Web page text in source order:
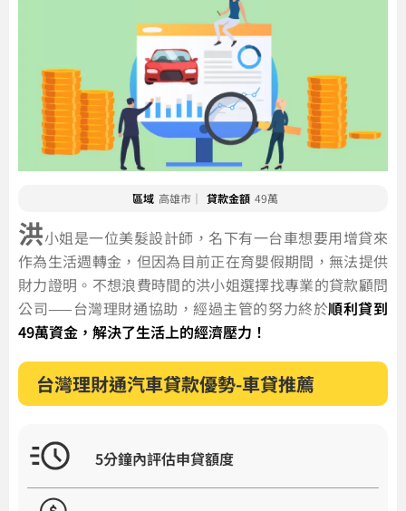
區域 高雄市｜ 貸款金額 49萬
洪小姐是一位美髮設計師，名下有一台車想要用增貸來
作為生活週轉金，但因為目前正在育嬰假期間，無法提供
財力證明。不想浪費時間的洪小姐選擇找專業的貸款顧問
公司——台灣理財通協助，經過主管的努力終於順利貸到
49萬資金，解決了生活上的經濟壓力！
台灣理財通汽車貸款優勢-車貸推薦
5分鐘內評估申貸額度